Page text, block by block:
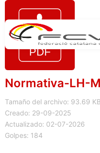
Normativa-LH-
Tamaño del archivo: 93.69 KB
Creado: 29-09-2025
Actualizado: 02-07-2026
Golpes: 184